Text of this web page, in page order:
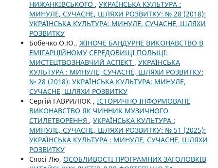
НИЖАНКІВСЬКОГО , УКРАЇНСЬКА КУЛЬТУРА :
МИНУЛЕ, СУЧАСНЕ, ШЛЯХИ РОЗВИТКУ: № 28 (2018):
УКРАЇНСЬКА КУЛЬТУРА: МИНУЛЕ, СУЧАСНЕ, ШЛЯХИ
РОЗВИТКУ
Бобечко О.Ю., ЖІНОЧЕ БАНДУРНЕ ВИКОНАВСТВО В
ЕМІГАРЦІЙНОМУ СЕРЕДОВИЩІ ПОЛЬЩІ:
МИСТЕЦТВОЗНАВЧИЙ АСПЕКТ , УКРАЇНСЬКА
КУЛЬТУРА : МИНУЛЕ, СУЧАСНЕ, ШЛЯХИ РОЗВИТКУ:
№ 28 (2018): УКРАЇНСЬКА КУЛЬТУРА: МИНУЛЕ,
СУЧАСНЕ, ШЛЯХИ РОЗВИТКУ
Сергій ГАВРИЛЮК , ІСТОРИЧНО ІНФОРМОВАНЕ
ВИКОНАВСТВО ЯК ЧИННИК МУЗИЧНОГО
СТИЛЕТВОРЕННЯ , УКРАЇНСЬКА КУЛЬТУРА :
МИНУЛЕ, СУЧАСНЕ, ШЛЯХИ РОЗВИТКУ: № 51 (2025):
УКРАЇНСЬКА КУЛЬТУРА : МИНУЛЕ, СУЧАСНЕ, ШЛЯХИ
РОЗВИТКУ
Сяосі Лю, ОСОБЛИВОСТІ ПРОГРАМНИХ ЗАГОЛОВКІВ